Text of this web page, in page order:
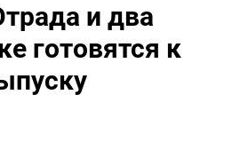
и два
готовятся к